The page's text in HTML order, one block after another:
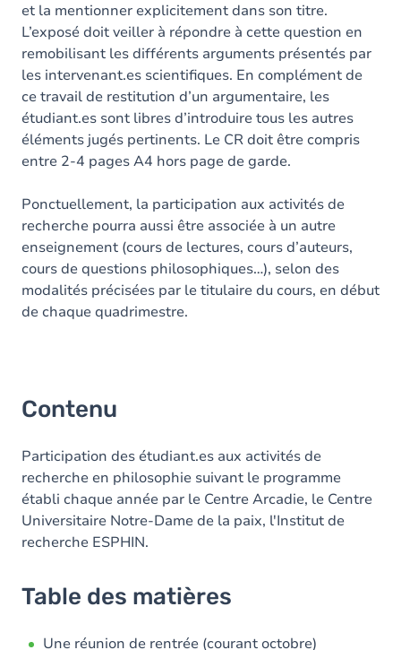
et la mentionner explicitement dans son titre.
L’exposé doit veiller à répondre à cette question en
remobilisant les différents arguments présentés par
les intervenant.es scientifiques. En complément de
ce travail de restitution d’un argumentaire, les
étudiant.es sont libres d’introduire tous les autres
éléments jugés pertinents. Le CR doit être compris
entre 2-4 pages A4 hors page de garde.
Ponctuellement, la participation aux activités de
recherche pourra aussi être associée à un autre
enseignement (cours de lectures, cours d’auteurs,
cours de questions philosophiques…), selon des
modalités précisées par le titulaire du cours, en début
de chaque quadrimestre.
Contenu
Participation des étudiant.es aux activités de
recherche en philosophie suivant le programme
établi chaque année par le Centre Arcadie, le Centre
Universitaire Notre-Dame de la paix, l'Institut de
recherche ESPHIN.
Table des matières
Une réunion de rentrée (courant octobre)